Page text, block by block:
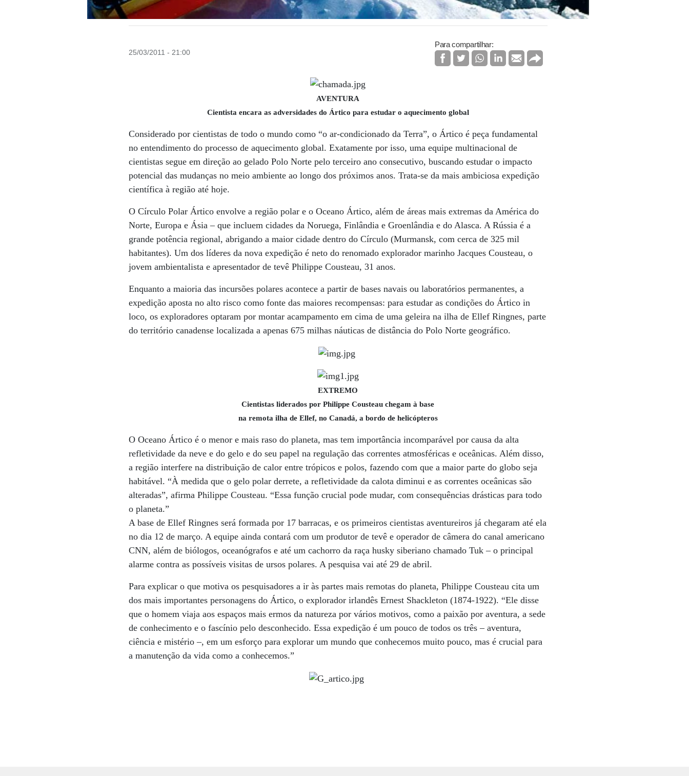
25/03/2011 - 21:00
Para compartilhar:
AVENTURA
Cientista encara as adversidades do Ártico para estudar o aquecimento global
Considerado por cientistas de todo o mundo como “o ar-condicionado da Terra”, o Ártico é peça fundamental
no entendimento do processo de aquecimento global. Exatamente por isso, uma equipe multinacional de
cientistas segue em direção ao gelado Polo Norte pelo terceiro ano consecutivo, buscando estudar o impacto
potencial das mudanças no meio ambiente ao longo dos próximos anos. Trata-se da mais ambiciosa expedição
científica à região até hoje.
O Círculo Polar Ártico envolve a região polar e o Oceano Ártico, além de áreas mais extremas da América do
Norte, Europa e Ásia – que incluem cidades da Noruega, Finlândia e Groenlândia e do Alasca. A Rússia é a
grande potência regional, abrigando a maior cidade dentro do Círculo (Murmansk, com cerca de 325 mil
habitantes). Um dos líderes da nova expedição é neto do renomado explorador marinho Jacques Cousteau, o
jovem ambientalista e apresentador de tevê Philippe Cousteau, 31 anos.
Enquanto a maioria das incursões polares acontece a partir de bases navais ou laboratórios permanentes, a
expedição aposta no alto risco como fonte das maiores recompensas: para estudar as condições do Ártico in
loco, os exploradores optaram por montar acampamento em cima de uma geleira na ilha de Ellef Ringnes, parte
do território canadense localizada a apenas 675 milhas náuticas de distância do Polo Norte geográfico.
EXTREMO
Cientistas liderados por Philippe Cousteau chegam à base
na remota ilha de Ellef, no Canadá, a bordo de helicópteros
O Oceano Ártico é o menor e mais raso do planeta, mas tem importância incomparável por causa da alta
refletividade da neve e do gelo e do seu papel na regulação das correntes atmosféricas e oceânicas. Além disso,
a região interfere na distribuição de calor entre trópicos e polos, fazendo com que a maior parte do globo seja
habitável. “À medida que o gelo polar derrete, a refletividade da calota diminui e as correntes oceânicas são
alteradas”, afirma Philippe Cousteau. “Essa função crucial pode mudar, com consequências drásticas para todo
o planeta.”
A base de Ellef Ringnes será formada por 17 barracas, e os primeiros cientistas aventureiros já chegaram até ela
no dia 12 de março. A equipe ainda contará com um produtor de tevê e operador de câmera do canal americano
CNN, além de biólogos, oceanógrafos e até um cachorro da raça husky siberiano chamado Tuk – o principal
alarme contra as possíveis visitas de ursos polares. A pesquisa vai até 29 de abril.
Para explicar o que motiva os pesquisadores a ir às partes mais remotas do planeta, Philippe Cousteau cita um
dos mais importantes personagens do Ártico, o explorador irlandês Ernest Shackleton (1874-1922). “Ele disse
que o homem viaja aos espaços mais ermos da natureza por vários motivos, como a paixão por aventura, a sede
de conhecimento e o fascínio pelo desconhecido. Essa expedição é um pouco de todos os três – aventura,
ciência e mistério –, em um esforço para explorar um mundo que conhecemos muito pouco, mas é crucial para
a manutenção da vida como a conhecemos.”